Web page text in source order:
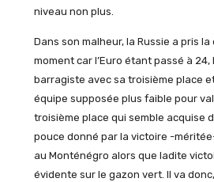
niveau non plus.
Dans son malheur, la Russie a pris
moment car l’Euro étant passé à
barragiste avec sa troisième place
équipe supposée plus faible pour
troisième place qui semble acquise
pouce donné par la victoire -
au Monténégro alors que ladite
évidente sur le gazon vert. Il va